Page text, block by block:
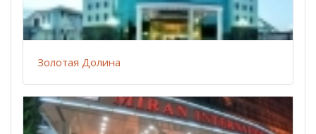
Золотая Долина